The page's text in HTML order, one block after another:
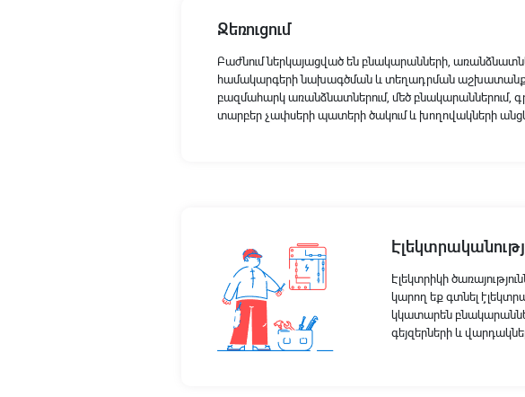
Ջեռուցում
Բաժնում ներկայացված են բնակարանների,
համակարգերի նախագծման և տեղադրման
բազմահարկ առանձնատներում, մեծ բնակարաններում,
տարբեր չափսերի պատերի ծակում և խողովակների
Էլեկտրիկի
կարող եք գտնել
կկատարեն
գեյզերների և